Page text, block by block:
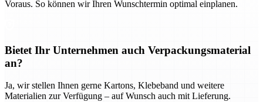
Voraus. So können wir Ihren Wunschtermin optimal einplanen.
Bietet Ihr Unternehmen auch Verpackungsmaterial
an?
Ja, wir stellen Ihnen gerne Kartons, Klebeband und weitere
Materialien zur Verfügung – auf Wunsch auch mit Lieferung.